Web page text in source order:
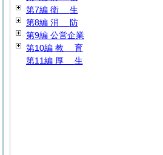
第7編 衛 生
第8編 消 防
第9編 公営企業
第10編 教 育
第11編 厚 生